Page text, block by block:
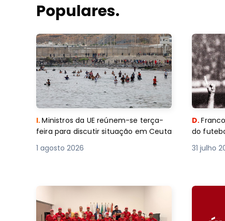
Populares.
I.Ministros da UE reúnem-se terça-
feira para discutir situação em Ceuta
1 agosto 2026
D.
do
31 julho